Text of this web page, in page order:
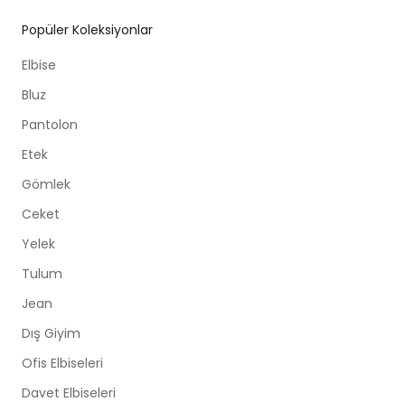
Popüler Koleksiyonlar
Elbise
Bluz
Pantolon
Etek
Gömlek
Ceket
Yelek
Tulum
Jean
Dış Giyim
Ofis Elbiseleri
Davet Elbiseleri